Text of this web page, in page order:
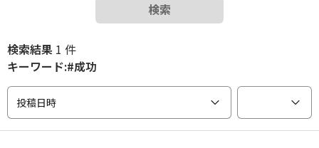
検索
検索結果 1 件
キーワード:#成功
投稿日時